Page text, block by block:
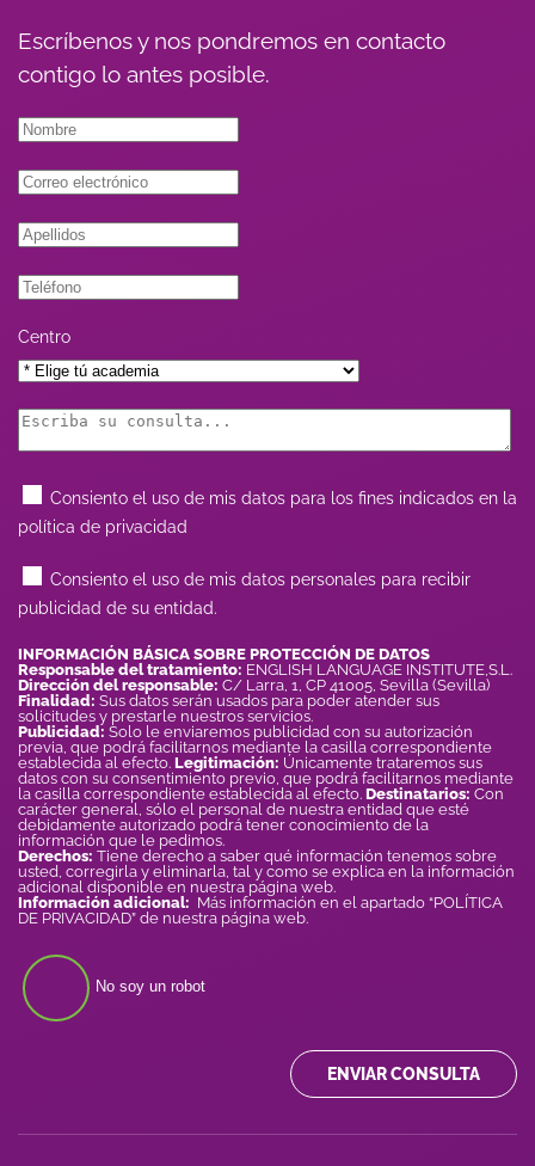
Escríbenos y nos pondremos en contacto
contigo lo antes posible.
Centro
Consiento el uso de mis datos para los fines indicados en la
política de privacidad
Consiento el uso de mis datos personales para recibir
publicidad de su entidad.
INFORMACIÓN BÁSICA SOBRE PROTECCIÓN DE DATOS
Responsable del tratamiento: ENGLISH LANGUAGE INSTITUTE,S.L.
Dirección del responsable: C/ Larra, 1, CP 41005, Sevilla (Sevilla)
Finalidad: Sus datos serán usados para poder atender sus
solicitudes y prestarle nuestros servicios.
Publicidad: Solo le enviaremos publicidad con su autorización
previa, que podrá facilitarnos mediante la casilla correspondiente
establecida al efecto. Legitimación: Únicamente trataremos sus
datos con su consentimiento previo, que podrá facilitarnos mediante
la casilla correspondiente establecida al efecto. Destinatarios: Con
carácter general, sólo el personal de nuestra entidad que esté
debidamente autorizado podrá tener conocimiento de la
información que le pedimos.
Derechos: Tiene derecho a saber qué información tenemos sobre
usted, corregirla y eliminarla, tal y como se explica en la información
adicional disponible en nuestra página web.
Información adicional: Más información en el apartado “POLÍTICA
DE PRIVACIDAD” de nuestra página web.
No soy un robot
ENVIAR CONSULTA